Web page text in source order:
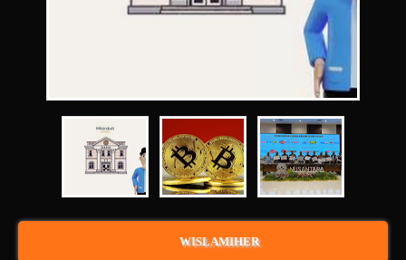
WISLAMIHER